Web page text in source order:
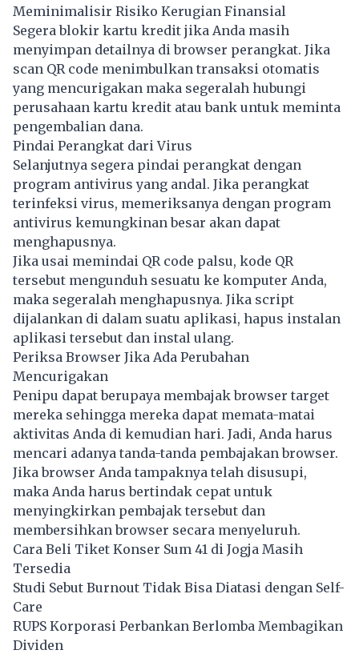
Meminimalisir Risiko Kerugian Finansial
Segera blokir kartu kredit jika Anda masih
menyimpan detailnya di browser perangkat. Jika
scan QR code menimbulkan transaksi otomatis
yang mencurigakan maka segeralah hubungi
perusahaan kartu kredit atau bank untuk meminta
pengembalian dana.
Pindai Perangkat dari Virus
Selanjutnya segera pindai perangkat dengan
program antivirus yang andal. Jika perangkat
terinfeksi virus, memeriksanya dengan program
antivirus kemungkinan besar akan dapat
menghapusnya.
Jika usai memindai QR code palsu, kode QR
tersebut mengunduh sesuatu ke komputer Anda,
maka segeralah menghapusnya. Jika script
dijalankan di dalam suatu aplikasi, hapus instalan
aplikasi tersebut dan instal ulang.
Periksa Browser Jika Ada Perubahan
Mencurigakan
Penipu dapat berupaya membajak browser target
mereka sehingga mereka dapat memata-matai
aktivitas Anda di kemudian hari. Jadi, Anda harus
mencari adanya tanda-tanda pembajakan browser.
Jika browser Anda tampaknya telah disusupi,
maka Anda harus bertindak cepat untuk
menyingkirkan pembajak tersebut dan
membersihkan browser secara menyeluruh.
Cara Beli Tiket Konser Sum 41 di Jogja Masih
Tersedia
Studi Sebut Burnout Tidak Bisa Diatasi dengan Self-
Care
RUPS Korporasi Perbankan Berlomba Membagikan
Dividen